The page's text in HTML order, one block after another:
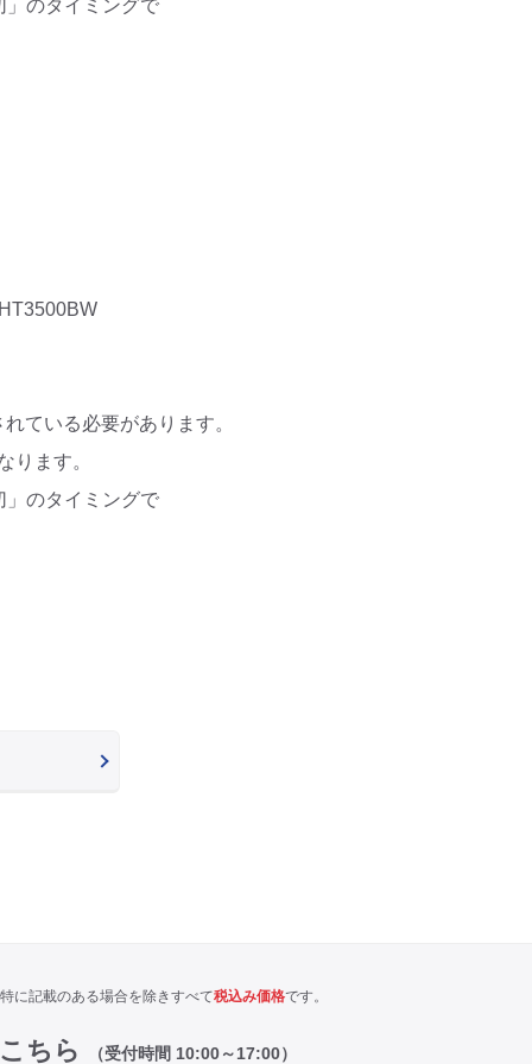
のタイミングで
ている必要があります。
ります。
のタイミングで
に記載のある場合を除きすべて税込み価格です。
ちら （受付時間 10:00～17:00）